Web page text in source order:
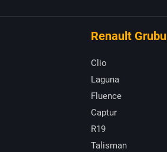
Renault Grubu
Clio
Laguna
Fluence
Captur
R19
Talisman